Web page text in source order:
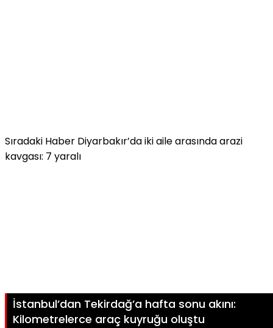
Sıradaki Haber Diyarbakır’da iki aile arasında arazi
kavgası: 7 yaralı
İstanbul’dan Tekirdağ’a hafta sonu akını:
Kilometrelerce araç kuyruğu oluştu